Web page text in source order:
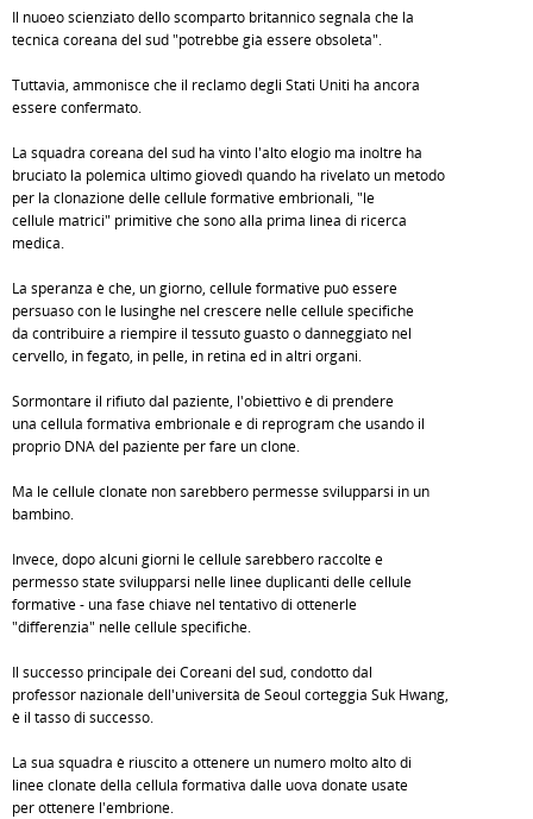
Il nuoeo scienziato dello scomparto britannico segnala che la
tecnica coreana del sud "potrebbe già essere obsoleta".
Tuttavia, ammonisce che il reclamo degli Stati Uniti ha ancora
essere confermato.
La squadra coreana del sud ha vinto l'alto elogio ma inoltre ha
bruciato la polemica ultimo giovedì quando ha rivelato un metodo
per la clonazione delle cellule formative embrionali, "le
cellule matrici" primitive che sono alla prima linea di ricerca
medica.
La speranza è che, un giorno, cellule formative può essere
persuaso con le lusinghe nel crescere nelle cellule specifiche
da contribuire a riempire il tessuto guasto o danneggiato nel
cervello, in fegato, in pelle, in retina ed in altri organi.
Sormontare il rifiuto dal paziente, l'obiettivo è di prendere
una cellula formativa embrionale e di reprogram che usando il
proprio DNA del paziente per fare un clone.
Ma le cellule clonate non sarebbero permesse svilupparsi in un
bambino.
Invece, dopo alcuni giorni le cellule sarebbero raccolte e
permesso state svilupparsi nelle linee duplicanti delle cellule
formative - una fase chiave nel tentativo di ottenerle
"differenzia" nelle cellule specifiche.
Il successo principale dei Coreani del sud, condotto dal
professor nazionale dell'università de Seoul corteggia Suk Hwang,
è il tasso di successo.
La sua squadra è riuscito a ottenere un numero molto alto di
linee clonate della cellula formativa dalle uova donate usate
per ottenere l'embrione.